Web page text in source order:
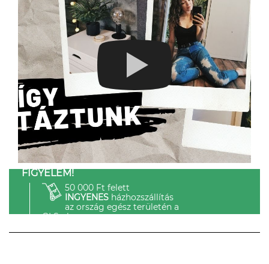
FIGYELEM!
50 000 Ft felett
INGYENESházhozszállítás
az ország egész területén a
GLS-el.